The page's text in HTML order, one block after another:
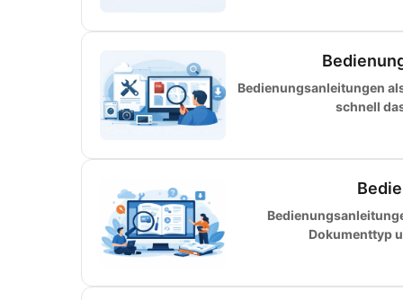
Bedienungsanleitungen
schnell
Dokumenttyp